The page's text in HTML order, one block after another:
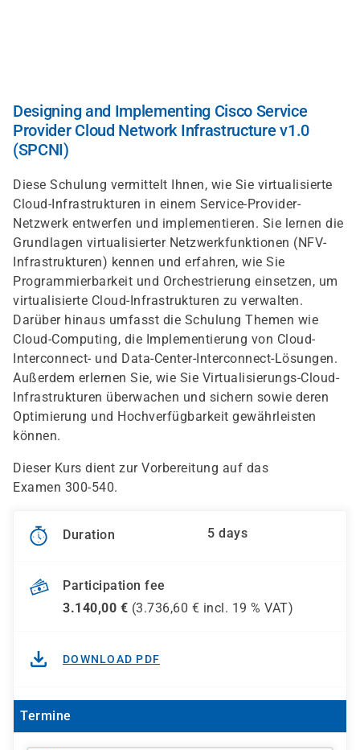
Designing and Implementing Cisco Service
Provider Cloud Network Infrastructure v1.0
(SPCNI)
Diese Schulung vermittelt Ihnen, wie Sie virtualisierte
Cloud-Infrastrukturen in einem Service-Provider-
Netzwerk entwerfen und implementieren. Sie lernen die
Grundlagen virtualisierter Netzwerkfunktionen (NFV-
Infrastrukturen) kennen und erfahren, wie Sie
Programmierbarkeit und Orchestrierung einsetzen, um
virtualisierte Cloud-Infrastrukturen zu verwalten.
Darüber hinaus umfasst die Schulung Themen wie
Cloud-Computing, die Implementierung von Cloud-
Interconnect- und Data-Center-Interconnect-Lösungen.
Außerdem erlernen Sie, wie Sie Virtualisierungs-Cloud-
Infrastrukturen überwachen und sichern sowie deren
Optimierung und Hochverfügbarkeit gewährleisten
können.
Dieser Kurs dient zur Vorbereitung auf das
Examen 300-540.
Duration 5 days
Participation fee
3.140,00 € (3.736,60 € incl. 19 % VAT)
DOWNLOAD PDF
Termine